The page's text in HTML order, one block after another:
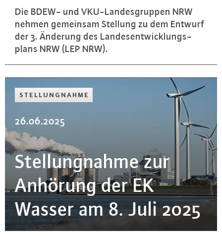
Die BDEW- und VKU-Lan­des­grup­pen NRW
nehmen gemeinsam Stellung zu dem Entwurf
der 3. Änderung des Lan­des­ent­wick­lungs­
plans NRW (LEP NRW).
STEL­LUNG­NAH­ME
26.06.2025
Stel­lung­nah­me zur
Anhörung der EK
Wasser am 8. Juli 2025